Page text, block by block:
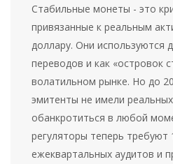
Стабильные монеты - это
привязанные к реальным
доллару. Они используются
переводов и как «островок
волатильном рынке. Но до
эмитенты не имели
обанкротиться в любой
регуляторы теперь требуют
ежеквартальных аудитов и